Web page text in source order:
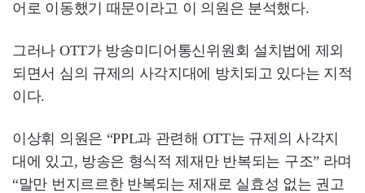
어로 이동했기 때문이라고 이 의원은 분석했다.
그러나 OTT가 방송미디어통신위원회 설치법에 제외
되면서 심의 규제의 사각지대에 방치되고 있다는 지적
이다.
이상휘 의원은 “PPL과 관련해 OTT는 규제의 사각지
대에 있고, 방송은 형식적 제재만 반복되는 구조” 라며
“말만 번지르르한 반복되는 제재로 실효성 없는 권고